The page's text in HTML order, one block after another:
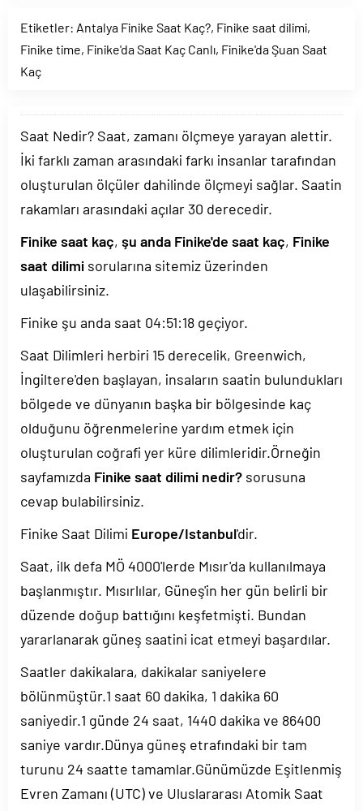
Etiketler: Antalya Finike Saat Kaç?, Finike saat dilimi,
Finike time, Finike'da Saat Kaç Canlı, Finike'da Şuan Saat
Kaç
Saat Nedir? Saat, zamanı ölçmeye yarayan alettir.
İki farklı zaman arasındaki farkı insanlar tarafından
oluşturulan ölçüler dahilinde ölçmeyi sağlar. Saatin
rakamları arasındaki açılar 30 derecedir.
Finike saat kaç, şu anda Finike'de saat kaç, Finike
saat dilimi sorularına sitemiz üzerinden
ulaşabilirsiniz.
Finike şu anda saat 04:51:18 geçiyor.
Saat Dilimleri herbiri 15 derecelik, Greenwich,
İngiltere'den başlayan, insaların saatin bulundukları
bölgede ve dünyanın başka bir bölgesinde kaç
olduğunu öğrenmelerine yardım etmek için
oluşturulan coğrafi yer küre dilimleridir.Örneğin
sayfamızda Finike saat dilimi nedir? sorusuna
cevap bulabilirsiniz.
Finike Saat Dilimi Europe/Istanbul'dir.
Saat, ilk defa MÖ 4000'lerde Mısır'da kullanılmaya
başlanmıştır. Mısırlılar, Güneş'in her gün belirli bir
düzende doğup battığını keşfetmişti. Bundan
yararlanarak güneş saatini icat etmeyi başardılar.
Saatler dakikalara, dakikalar saniyelere
bölünmüştür.1 saat 60 dakika, 1 dakika 60
saniyedir.1 günde 24 saat, 1440 dakika ve 86400
saniye vardır.Dünya güneş etrafındaki bir tam
turunu 24 saatte tamamlar.Günümüzde Eşitlenmiş
Evren Zamanı (UTC) ve Uluslararası Atomik Saat